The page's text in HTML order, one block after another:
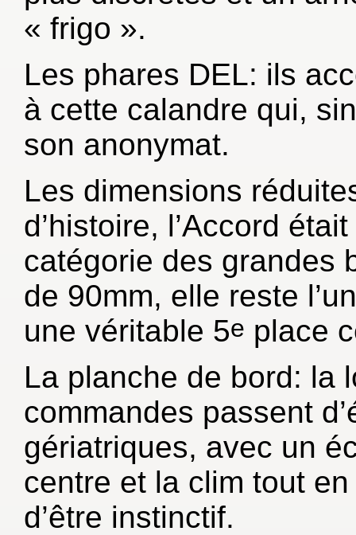
« frigo ».
Les phares DEL: ils
à cette calandre qui,
son anonymat.
Les dimensions
d’histoire, l’Accord
catégorie des grandes
de 90mm, elle reste
une véritable 5e place
La planche de bord: la
commandes passent
gériatriques, avec un
centre et la clim tout
d’être instinctif.